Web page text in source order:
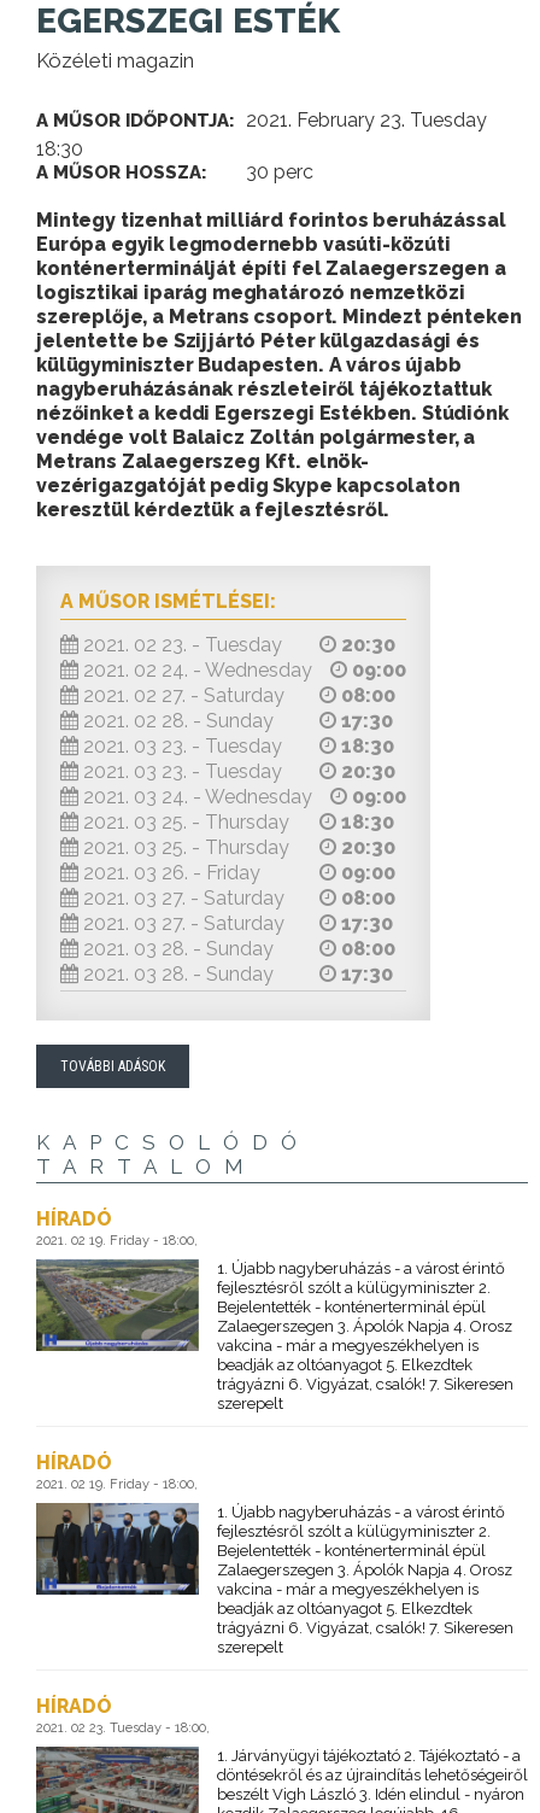
EGERSZEGI ESTÉK
Közéleti magazin
A MŰSOR IDŐPONTJA:
2021. February 23. Tuesday
18:30
A MŰSOR HOSSZA: 30 perc
Mintegy tizenhat milliárd forintos beruházással
Európa egyik legmodernebb vasúti-közúti
konténerterminálját építi fel Zalaegerszegen a
logisztikai iparág meghatározó nemzetközi
szereplője, a Metrans csoport. Mindezt pénteken
jelentette be Szijjártó Péter külgazdasági és
külügyminiszter Budapesten. A város újabb
nagyberuházásának részleteiről tájékoztattuk
nézőinket a keddi Egerszegi Estékben. Stúdiónk
vendége volt Balaicz Zoltán polgármester, a
Metrans Zalaegerszeg Kft. elnök-
vezérigazgatóját pedig Skype kapcsolaton
keresztül kérdeztük a fejlesztésről.
A MŰSOR ISMÉTLÉSEI:
2021. 02 23. - Tuesday
20:30
2021. 02 24. - Wednesday
09:00
2021. 02 27. - Saturday
08:00
2021. 02 28. - Sunday
17:30
2021. 03 23. - Tuesday
18:30
2021. 03 23. - Tuesday
20:30
2021. 03 24. - Wednesday
09:00
2021. 03 25. - Thursday
18:30
2021. 03 25. - Thursday
20:30
2021. 03 26. - Friday
09:00
2021. 03 27. - Saturday
08:00
2021. 03 27. - Saturday
17:30
2021. 03 28. - Sunday
08:00
2021. 03 28. - Sunday
17:30
TOVÁBBI ADÁSOK
KAPCSOLÓDÓ
TARTALOM
HÍRADÓ
2021. 02 19. Friday - 18:00,
1. Újabb nagyberuházás - a várost érintő
fejlesztésről szólt a külügyminiszter 2.
Bejelentették - konténerterminál épül
Zalaegerszegen 3. Ápolók Napja 4. Orosz
vakcina - már a megyeszékhelyen is
beadják az oltóanyagot 5. Elkezdtek
trágyázni 6. Vigyázat, csalók! 7. Sikeresen
szerepelt
HÍRADÓ
2021. 02 19. Friday - 18:00,
1. Újabb nagyberuházás - a várost érintő
fejlesztésről szólt a külügyminiszter 2.
Bejelentették - konténerterminál épül
Zalaegerszegen 3. Ápolók Napja 4. Orosz
vakcina - már a megyeszékhelyen is
beadják az oltóanyagot 5. Elkezdtek
trágyázni 6. Vigyázat, csalók! 7. Sikeresen
szerepelt
HÍRADÓ
2021. 02 23. Tuesday - 18:00,
1. Járványügyi tájékoztató 2. Tájékoztató - a
döntésekről és az újraindítás lehetőségeiről
beszélt Vigh László 3. Idén elindul - nyáron